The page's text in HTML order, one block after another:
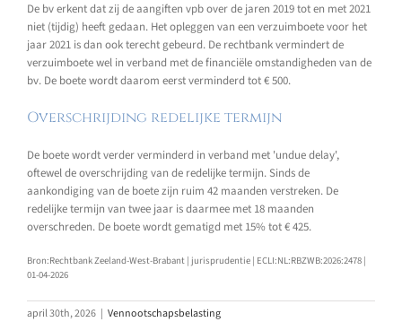
De bv erkent dat zij de aangiften vpb over de jaren 2019 tot en met 2021
niet (tijdig) heeft gedaan. Het opleggen van een verzuimboete voor het
jaar 2021 is dan ook terecht gebeurd. De rechtbank vermindert de
verzuimboete wel in verband met de financiële omstandigheden van de
bv. De boete wordt daarom eerst verminderd tot € 500.
Overschrijding redelijke termijn
De boete wordt verder verminderd in verband met 'undue delay',
oftewel de overschrijding van de redelijke termijn. Sinds de
aankondiging van de boete zijn ruim 42 maanden verstreken. De
redelijke termijn van twee jaar is daarmee met 18 maanden
overschreden. De boete wordt gematigd met 15% tot € 425.
Bron:Rechtbank Zeeland-West-Brabant | jurisprudentie | ECLI:NL:RBZWB:2026:2478 |
01-04-2026
april 30th, 2026 | Vennootschapsbelasting